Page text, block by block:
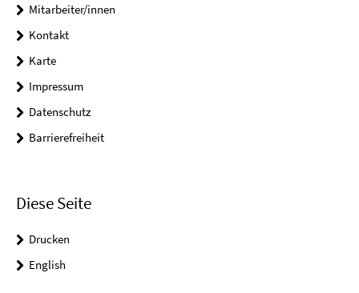
Mitarbeiter/innen
Kontakt
Karte
Impressum
Datenschutz
Barrierefreiheit
Diese Seite
Drucken
English